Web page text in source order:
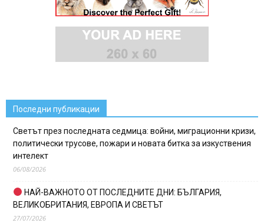
Последни публикации
Светът през последната седмица: войни, миграционни кризи,
политически трусове, пожари и новата битка за изкуствения
интелект
06/08/2026
НАЙ-ВАЖНОТО ОТ ПОСЛЕДНИТЕ ДНИ: БЪЛГАРИЯ,
ВЕЛИКОБРИТАНИЯ, ЕВРОПА И СВЕТЪТ
27/07/2026